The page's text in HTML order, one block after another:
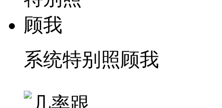
系统特别照顾我